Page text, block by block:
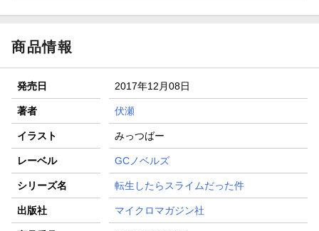
商品情報
発売日 2017年12月08日
著者 伏瀬
イラスト みっつばー
レーベル GCノベルズ
シリーズ名 転生したらスライムだった件
出版社 マイクロマガジン社